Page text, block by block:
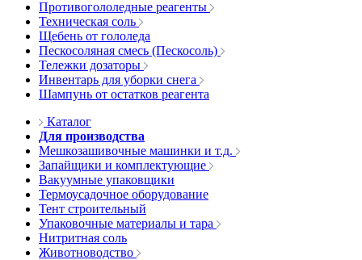
Противогололедные реагенты
Техническая соль
Щебень от гололеда
Пескосоляная смесь (Пескосоль)
Тележки дозаторы
Инвентарь для уборки снега
Шампунь от остатков реагента
Каталог
Для производства
Мешкозашивочные машинки и т.д.
Запайщики и комплектующие
Вакуумные упаковщики
Термоусадочное оборудование
Тент строительный
Упаковочные материалы и тара
Нитритная соль
Животноводство